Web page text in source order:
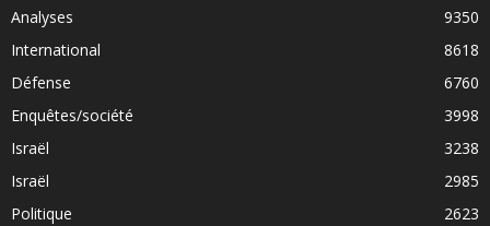
Analyses
9350
International
8618
Défense
6760
Enquêtes/société
3998
Israël
3238
Israël
2985
Politique
2623